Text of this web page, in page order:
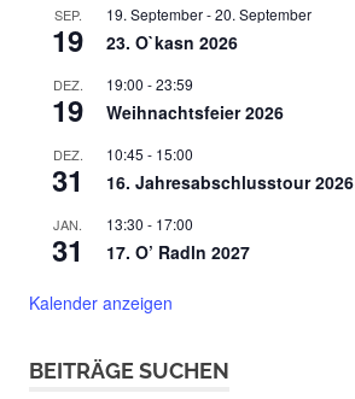
SEP.
19
19. September-20. September
23. O`kasn 2026
DEZ.
19
19:00 -23:59
Weihnachtsfeier 2026
DEZ.
31
10:45 - 15:00
16. Jahresabschlusstour 2026
JAN.
31
13:30 - 17:00
17. O’ Radln 2027
Kalender anzeigen
BEITRÄGE SUCHEN